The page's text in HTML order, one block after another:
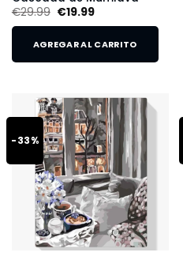
€29.99 €19.99
AGREGAR AL CARRITO
-33%